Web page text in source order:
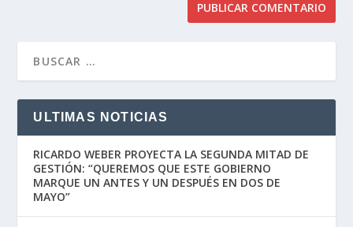
ULTIMAS NOTICIAS
RICARDO WEBER PROYECTA LA SEGUNDA MITAD DE
GESTIÓN: “QUEREMOS QUE ESTE GOBIERNO
MARQUE UN ANTES Y UN DESPUÉS EN DOS DE
MAYO”